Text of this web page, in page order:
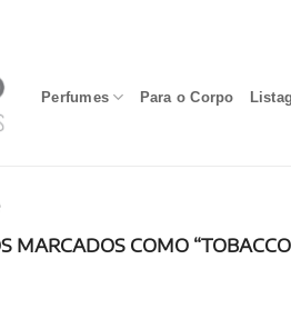
Perfumes Para o Corpo
MARCADOS COMO “TOBACCO